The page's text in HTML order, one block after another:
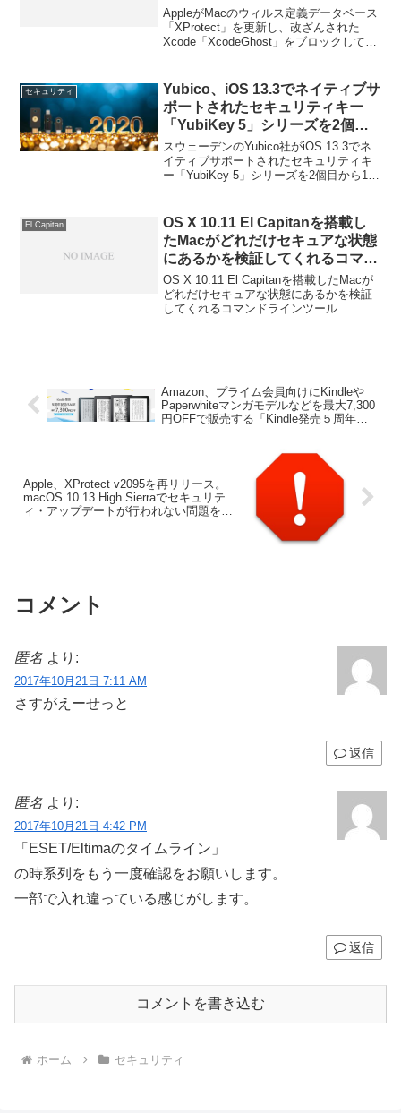
染が広がっているマルウェア
「XcodeGhost」をブロック。
AppleがMacのウィルス定義データベース
「XProtect」を更新し、改ざんされた
Xcode「XcodeGhost」をブロックしてい
セキュリティ
Yubico、iOS 13.3でネイティブサ
ポートされたセキュリティキー
「YubiKey 5」シリーズを2個目
から10ドルOFFなどにするホリデ
ーセールを12月31日まで開催。
スウェーデンのYubico社がiOS 13.3でネ
イティブサポートされたセキュリティキ
ー「YubiKey 5」シリーズを2個目から10
詳細は以下から。
El Capitan
OS X 10.11 El Capitanを搭載し
たMacがどれだけセキュアな状態
にあるかを検証してくれるコマン
ドラインツール
「osxlockdown」がリリース。
OS X 10.11 El Capitanを搭載したMacが
どれだけセキュアな状態にあるかを検証
してくれるコマンドラインツール
Amazon、プライム会員向けにKindleや
Paperwhiteマンガモデルなどを最大7,300
円OFFで販売する「Kindle発売５周年記
Apple、XProtect v2095を再リリース。
macOS 10.13 High Sierraでセキュリテ
ィ・アップデートが行われない問題を修
コメント
匿名 より:
2017年10月21日 7:11 AM
さすがえーせっと
返信
匿名 より:
2017年10月21日 4:42 PM
「ESET/Eltimaのタイムライン」
の時系列をもう一度確認をお願いします。
一部で入れ違っている感じがします。
返信
コメントを書き込む
ホーム セキュリティ